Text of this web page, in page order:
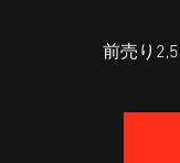
前売り